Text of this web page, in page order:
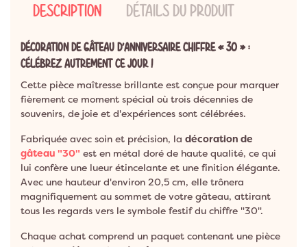
DESCRIPTION DÉTAILS DU PRODUIT
DÉCORATION DE GÂTEAU D’ANNIVERSAIRE CHIFFRE « 30 » :
CÉLÉBREZ AUTREMENT CE JOUR !
Cette pièce maîtresse brillante est conçue pour marquer
fièrement ce moment spécial où trois décennies de
souvenirs, de joie et d'expériences sont célébrées.
Fabriquée avec soin et précision, la décoration de
gâteau "30" est en métal doré de haute qualité, ce qui
lui confère une lueur étincelante et une finition élégante.
Avec une hauteur d'environ 20,5 cm, elle trônera
magnifiquement au sommet de votre gâteau, attirant
tous les regards vers le symbole festif du chiffre "30".
Chaque achat comprend un paquet contenant une pièce